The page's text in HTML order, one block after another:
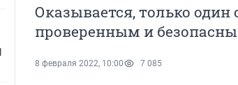
Оказывается, только
проверенным и
8 февраля 2022, 10:00 7 085